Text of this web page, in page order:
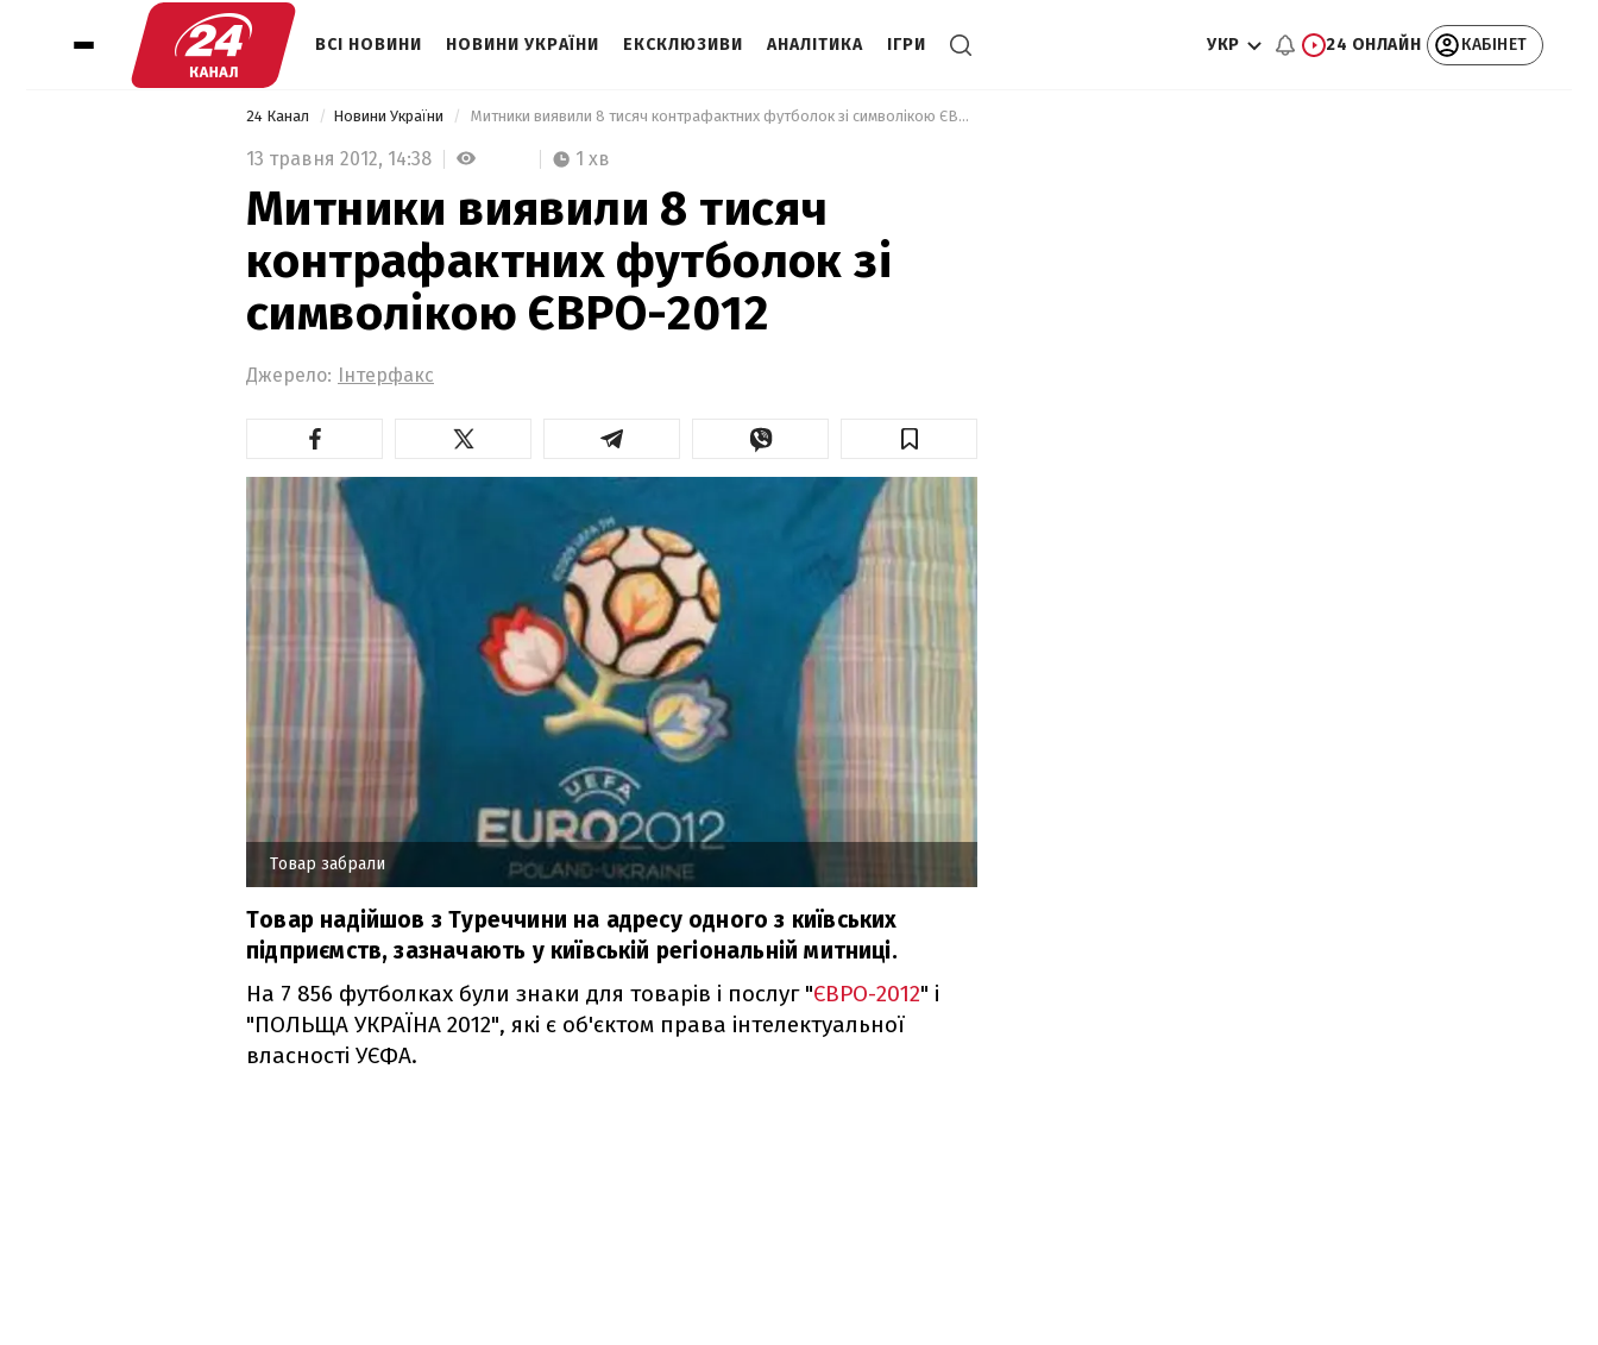
ВСІ НОВИНИ НОВИНИ УКРАЇНИ ЕКСКЛЮЗИВИ АНАЛІТИКА ІГРИ УКР 24 ОНЛАЙН КАБІНЕТ
24 Канал Новини України Митники виявили 8 тисяч контрафактних футболок зі символікою ЄВРО-2012
13 травня 2012, 14:38 1 хв
Митники виявили 8 тисяч
контрафактних футболок зі
символікою ЄВРО-2012
Джерело: Інтерфакс
Товар забрали
Товар надійшов з Туреччини на адресу одного з київських
підприємств, зазначають у київській регіональній митниці.
На 7 856 футболках були знаки для товарів і послуг "ЄВРО-2012" і
"ПОЛЬЩА УКРАЇНА 2012", які є об'єктом права інтелектуальної
власності УЄФА.